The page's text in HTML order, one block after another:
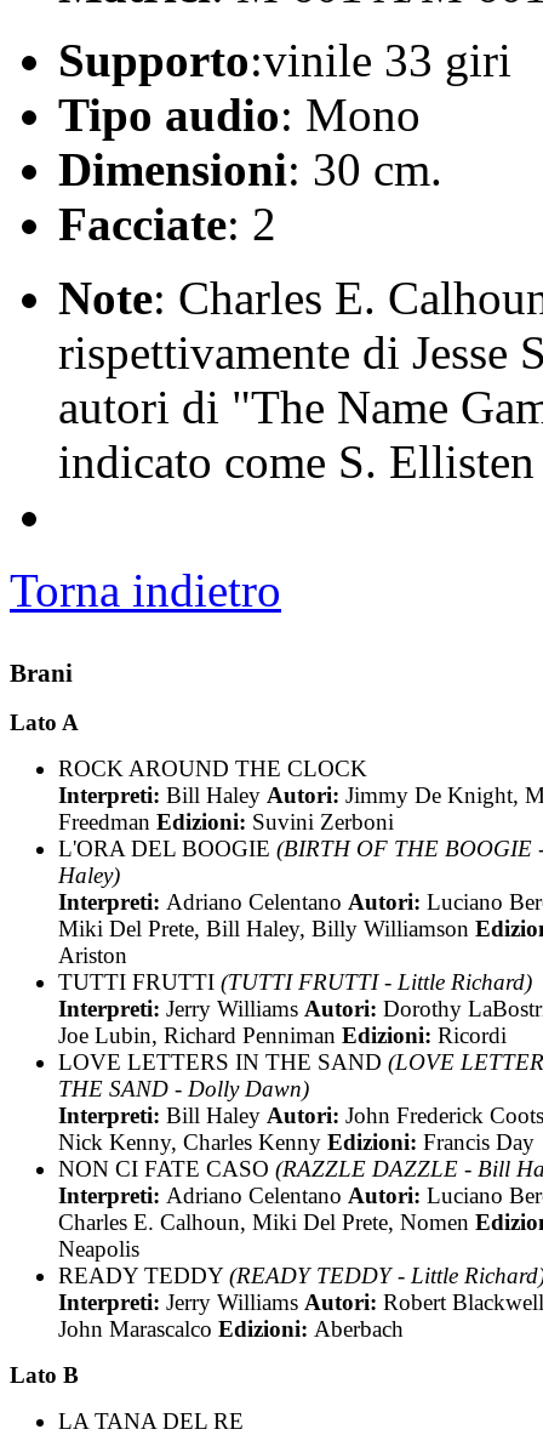
Supporto:vinile 33 giri
Tipo audio: Mono
Dimensioni: 30 cm.
Facciate: 2
Note: Charles E.
rispettivamente di Jesse
autori di "The Name
indicato come S. Ellisten
Torna indietro
Brani
Lato A
ROCK AROUND THE CLOCK
Interpreti: Bill Haley Autori: Jimmy De Knight,
Freedman Edizioni: Suvini Zerboni
L'ORA DEL BOOGIE (BIRTH OF THE BOOGIE
Haley)
Interpreti: Adriano Celentano Autori: Luciano
Miki Del Prete, Bill Haley, Billy Williamson
Ariston
TUTTI FRUTTI (TUTTI FRUTTI - Little Richard)
Interpreti: Jerry Williams Autori: Dorothy
Joe Lubin, Richard Penniman Edizioni: Ricordi
LOVE LETTERS IN THE SAND (LOVE
THE SAND - Dolly Dawn)
Interpreti: Bill Haley Autori: John Frederick
Nick Kenny, Charles Kenny Edizioni: Francis Day
NON CI FATE CASO (RAZZLE DAZZLE - Bill
Interpreti: Adriano Celentano Autori: Luciano
Charles E. Calhoun, Miki Del Prete, Nomen
Neapolis
READY TEDDY(READY TEDDY - Little
Interpreti: Jerry Williams Autori: Robert
John Marascalco Edizioni: Aberbach
Lato B
LA TANA DEL RE